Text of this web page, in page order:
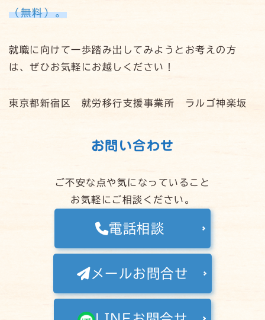
（無料）。
就職に向けて一歩踏み出してみようとお考えの方
は、ぜひお気軽にお越しください！
東京都新宿区 就労移行支援事業所 ラルゴ神楽坂
お問い合わせ
ご不安な点や気になっていること
お気軽にご相談ください。
電話相談
メールお問合せ